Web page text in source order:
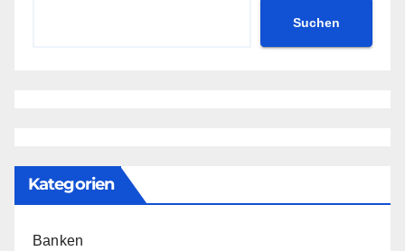
Suchen
Kategorien
Banken